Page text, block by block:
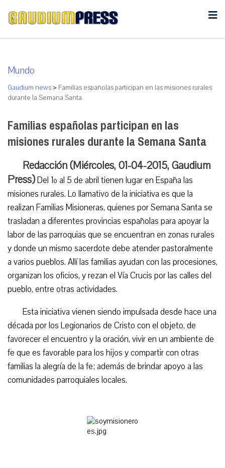
Mundo
Gaudium news > Familias españolas participan en las misiones rurales
durante la Semana Santa
Familias españolas participan en las
misiones rurales durante la Semana Santa
Redacción (Miércoles, 01-04-2015, Gaudium
Press)Del 1º al 5 de abril tienen lugar en España las
misiones rurales. Lo llamativo de la iniciativa es que la
realizan Familias Misioneras, quienes por Semana Santa se
trasladan a diferentes provincias españolas para apoyar la
labor de las parroquias que se encuentran en zonas rurales
y donde un mismo sacerdote debe atender pastoralmente
a varios pueblos. Allí las familias ayudan con las procesiones,
organizan los oficios, y rezan el Vía Crucis por las calles del
pueblo, entre otras actividades.
Esta iniciativa vienen siendo impulsada desde hace una
década por los Legionarios de Cristo con el objeto, de
favorecer el encuentro y la oración, vivir en un ambiente de
fe que es favorable para los hijos y compartir con otras
familias la alegría de la fe; además de brindar apoyo a las
comunidades parroquiales locales.